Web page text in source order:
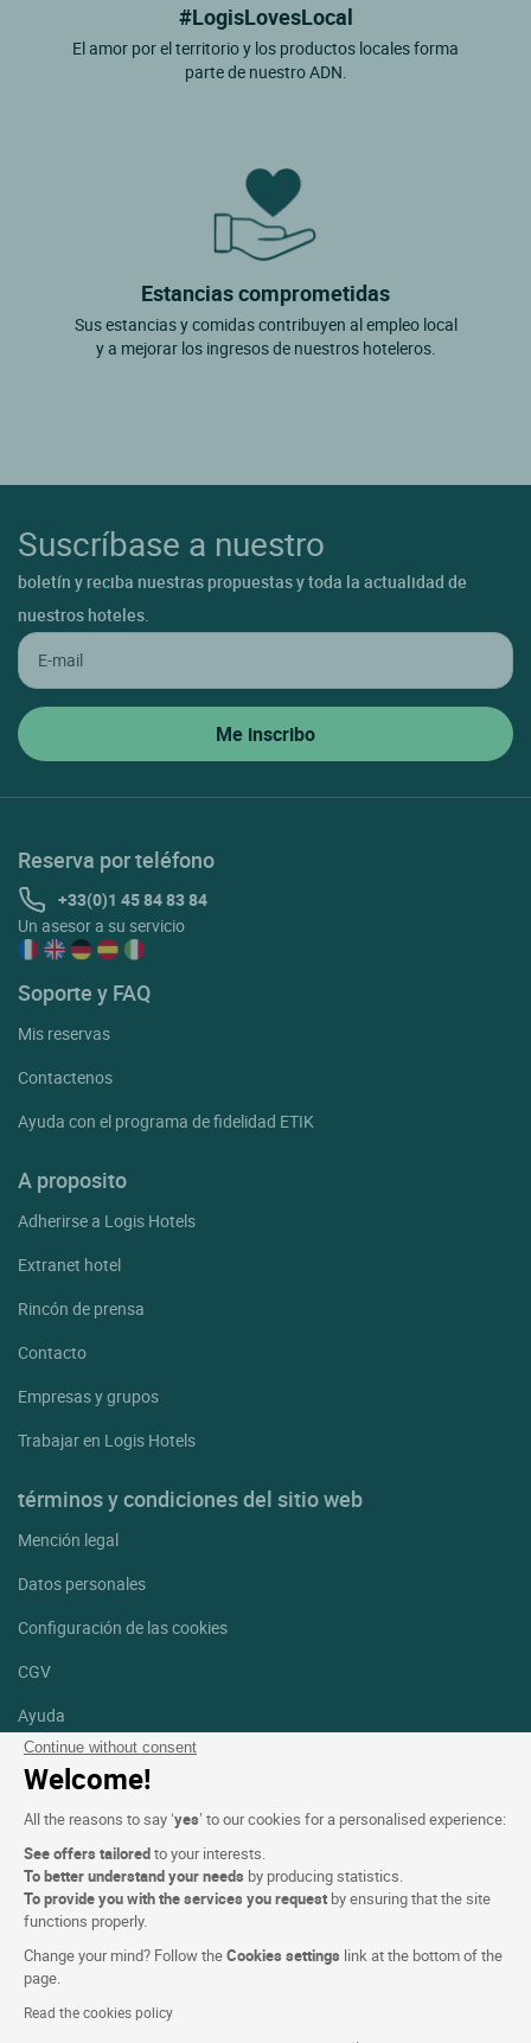
Continue without consent
Welcome!
All the reasons to say ‘yes’ to our cookies for a personalised experience:
See offers tailoredto your interests.
To better understand your needs by producing statistics.
To provide you with the services you request by ensuring that the site
functions properly.
Change your mind? Follow theCookies settings link at the bottom of the
page.
Read the cookies policy
#LogisLovesLocal
El amor por el territorio y los productos locales forma
parte de nuestro ADN.
Estancias comprometidas
Sus estancias y comidas contribuyen al empleo local
y a mejorar los ingresos de nuestros hoteleros.
Suscríbase a nuestro
boletín y reciba nuestras propuestas y toda la actualidad de
nuestros hoteles.
Reserva por teléfono
+33(0)1 45 84 83 84
Un asesor a su servicio
Soporte y FAQ
Mis reservas
Contactenos
Ayuda con el programa de fidelidad ETIK
A proposito
Adherirse a Logis Hotels
Extranet hotel
Rincón de prensa
Contacto
Empresas y grupos
Trabajar en Logis Hotels
términos y condiciones del sitio web
Mención legal
Datos personales
Configuración de las cookies
CGV
Ayuda
Mapa del sitio
fotografías
Síguenos
Facebook
Instagram
Linkedin